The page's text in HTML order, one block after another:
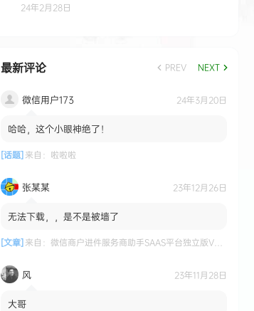
24年2月28日
最新评论 PREV NEXT
微信用户173 24年3月20日
哈哈，这个小眼神绝了！
[话题]来自： 啦啦啦
张某某 23年12月26日
无法下载，，是不是被墙了
[文章]来自： 微信商户进件服务商助手SAAS平台独立版V3.0.3 +小程序前端修复版
风 23年11月28日
大哥